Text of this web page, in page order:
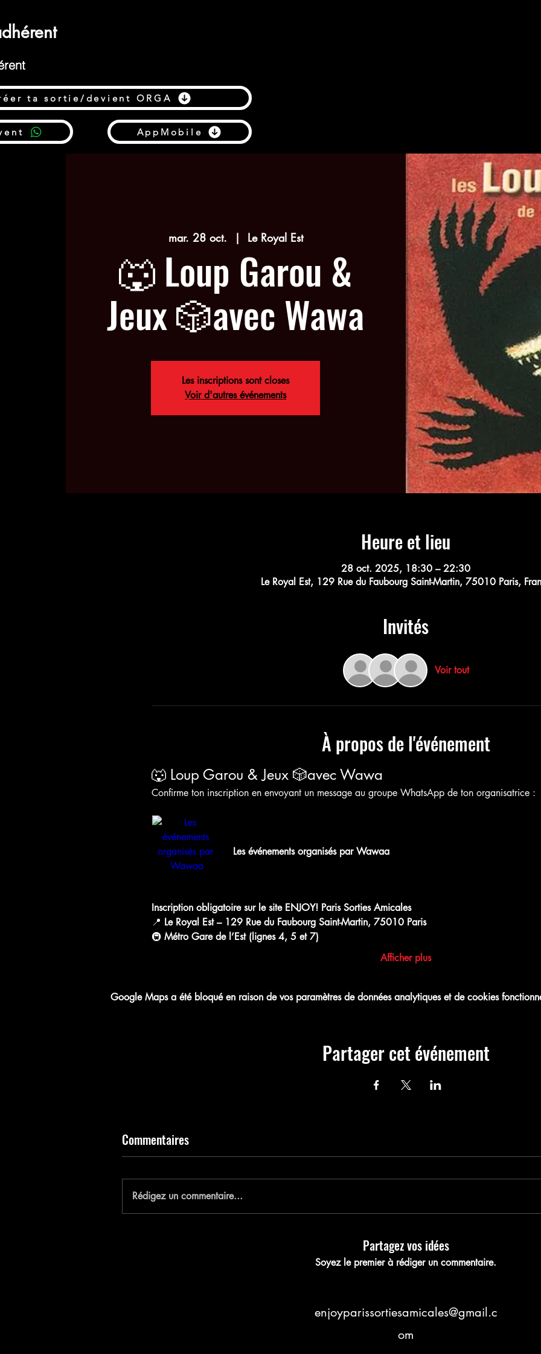
ta sortie/devient ORGA
AppMobile
mar. 28 oct.
  |
Le Royal Est
🐺 Loup Garou &
Jeux 🎲avec Wawa
Les inscriptions sont closes
Voir d'autres événements
Heure et lieu
28 oct. 2025, 18:30 – 22:30
Le Royal Est, 129 Rue du Faubourg Saint-Martin, 75010 Paris,
Invités
Voir tout
À propos de l'événement
🐺 Loup Garou & Jeux 🎲avec Wawa
Confirme ton inscription en envoyant un message au groupe WhatsApp de ton organisatrice :
Les événements organisés par Wawaa
Inscription obligatoire sur le site ENJOY! Paris Sorties Amicales
📍 Le Royal Est – 129 Rue du Faubourg Saint-Martin, 75010 Paris
🚇 Métro Gare de l’Est (lignes 4, 5 et 7)
Afficher plus
Google Maps a été bloqué en raison de vos paramètres de données analytiques et de cookies
Partager cet événement
Enregistrez votre
Commentaires
Rédigez un commentaire...
Partagez vos idées
Soyez le premier à rédiger un commentaire.
enjoyparissortiesamicales@gmail.c
om